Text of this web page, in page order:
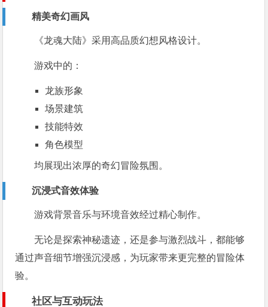
精美奇幻画风
《龙魂大陆》采用高品质幻想风格设计。
游戏中的：
龙族形象
场景建筑
技能特效
角色模型
均展现出浓厚的奇幻冒险氛围。
沉浸式音效体验
游戏背景音乐与环境音效经过精心制作。
无论是探索神秘遗迹，还是参与激烈战斗，都能够
通过声音细节增强沉浸感，为玩家带来更完整的冒险体
验。
社区与互动玩法